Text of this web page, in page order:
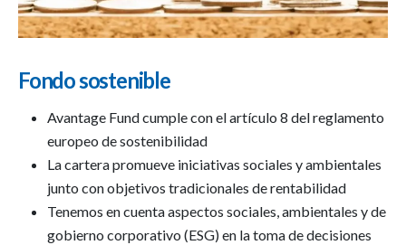
Fondo sostenible
Avantage Fund cumple con el artículo 8 del reglamento
europeo de sostenibilidad
La cartera promueve iniciativas sociales y ambientales
junto con objetivos tradicionales de rentabilidad
Tenemos en cuenta aspectos sociales, ambientales y de
gobierno corporativo (ESG) en la toma de decisiones